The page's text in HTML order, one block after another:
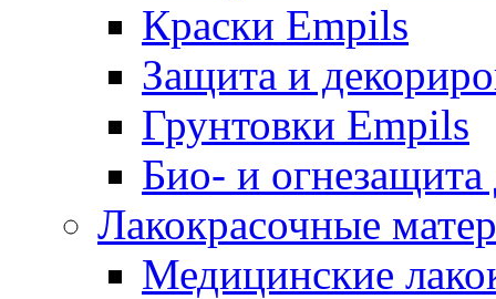
Краски Empils
Защита и
Грунтовки Empils
Био- и
Лакокрасочные
Медицинские